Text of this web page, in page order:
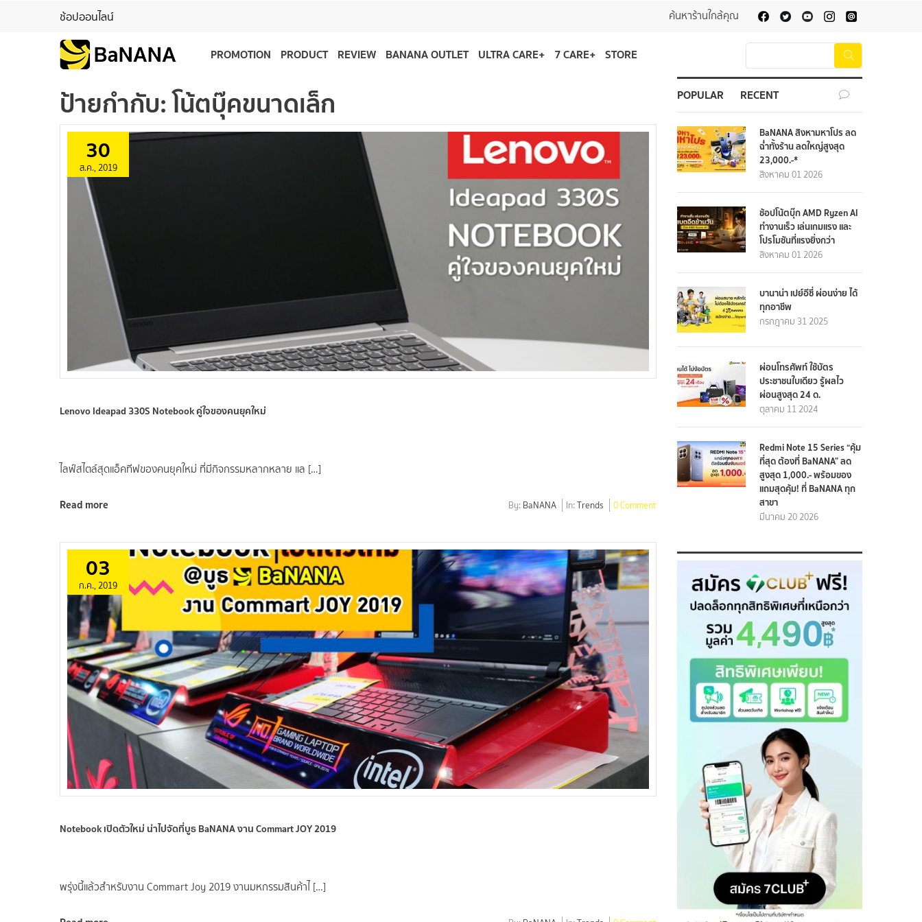
ช้อปออนไลน์ ค้นหาร้านใกล้คุณ
PROMOTION PRODUCT REVIEW BANANA OUTLET ULTRA CARE+ 7 CARE+ STORE
ป้ายกำกับ:โน้ตบุ๊คขนาดเล็ก
30
ส.ค., 2019
Lenovo Ideapad 330S Notebook คู่ใจของคนยุคใหม่
ไลฟ์สไตล์สุดแอ็คทีฟของคนยุคใหม่ ที่มีกิจกรรมหลากหลาย แล […]
Read more By: BaNANA In:Trends 0 Comment
03
ก.ค., 2019
Notebook เปิดตัวใหม่ น่าไปจัดที่บูธ BaNANA งาน Commart JOY 2019
พรุ่งนี้แล้วสำหรับงาน Commart Joy 2019 งานมหกรรมสินค้าไ […]
POPULAR RECENT
BaNANA สิงหามหาโปร ลด
ฉ่ำทั้งร้าน ลดใหญ่สูงสุด
23,000.-*
สิงหาคม 01 2026
ช้อปโน้ตบุ๊ก AMD Ryzen AI
ทำงานเร็ว เล่นเกมแรง และ
โปรโมชันที่แรงยิ่งกว่า
สิงหาคม 01 2026
บานาน่า เปย์อีซี่ ผ่อนง่าย ได้
ทุกอาชีพ
กรกฎาคม 31 2025
ผ่อนโทรศัพท์ ใช้บัตร
ประชาชนใบเดียว รู้ผลไว
ผ่อนสูงสุด 24 ด.
ตุลาคม 11 2024
Redmi Note 15 Series “คุ้ม
ที่สุด ต้องที่ BaNANA” ลด
สูงสุด 1,000.- พร้อมของ
แถมสุดคุ้ม! ที่ BaNANA ทุก
สาขา
มีนาคม 20 2026